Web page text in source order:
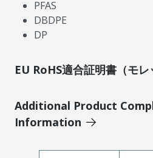
PFAS
DBDPE
DP
EU RoHS適合証明書（モレ
Additional Product
Information